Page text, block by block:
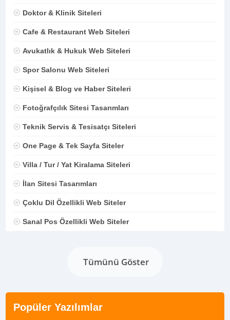
Doktor & Klinik Siteleri
Cafe & Restaurant Web Siteleri
Avukatlık & Hukuk Web Siteleri
Spor Salonu Web Siteleri
Kişisel & Blog ve Haber Siteleri
Fotoğrafçılık Sitesi Tasarımları
Teknik Servis & Tesisatçı Siteleri
One Page & Tek Sayfa Siteler
Villa / Tur / Yat Kiralama Siteleri
İlan Sitesi Tasarımları
Çoklu Dil Özellikli Web Siteler
Sanal Pos Özellikli Web Siteler
Tümünü Göster
Popüler Yazılımlar